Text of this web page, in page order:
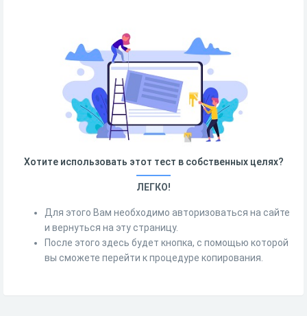
Хотите использовать этот тест в собственных целях?
ЛЕГКО!
Для этого Вам необходимо авторизоваться на сайте
и вернуться на эту страницу.
После этого здесь будет кнопка, с помощью которой
вы сможете перейти к процедуре копирования.